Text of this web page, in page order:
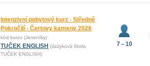
Intenzivní pobytový kurz - Středně
Pokročilí - Čertovy kameny 2026
kód kurzu (Jeseníky)
TUČEK ENGLISH (Jazyková škola
TUČEK ENGLISH)
7 – 10